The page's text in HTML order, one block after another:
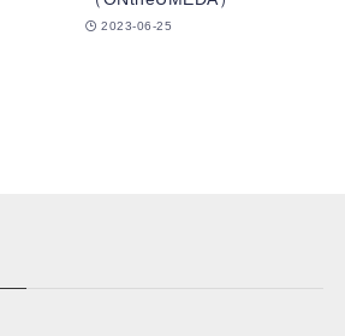
2023-06-25